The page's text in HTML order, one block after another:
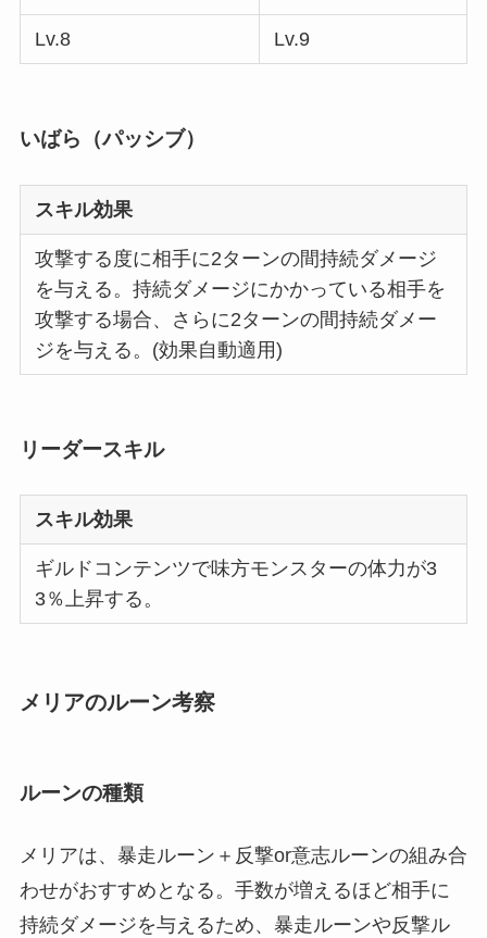
Lv.8 Lv.9
いばら（パッシブ）
スキル効果
攻撃する度に相手に2ターンの間持続ダメージ
を与える。持続ダメージにかかっている相手を
攻撃する場合、さらに2ターンの間持続ダメー
ジを与える。(効果自動適用)
リーダースキル
スキル効果
ギルドコンテンツで味方モンスターの体力が3
3％上昇する。
メリアのルーン考察
ルーンの種類
メリアは、暴走ルーン＋反撃or意志ルーンの組み合
わせがおすすめとなる。手数が増えるほど相手に
持続ダメージを与えるため、暴走ルーンや反撃ル